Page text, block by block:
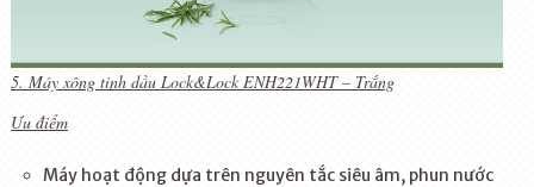
5. Máy xông tinh dầu Lock&Lock ENH221WHT – Trắng
Ưu điểm
Máy hoạt động dựa trên nguyên tắc siêu âm, phun nước